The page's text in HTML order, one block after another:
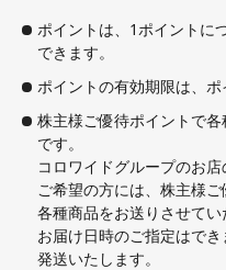
ポイントは、1ポイントに
できます。
ポイントの有効期限は、ポ
株主様ご優待ポイントで
です。
コロワイドグループのお
ご希望の方には、株主様
各種商品をお送りさせてい
お届け日時のご指定はで
発送いたします。